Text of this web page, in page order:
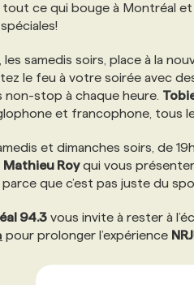
ce qui bouge à Montréal et
les samedis soirs, place à la
le feu à votre soirée avec
non-stop à chaque heure.
et francophone, tous
et dimanches soirs, de
Mathieu Royqui vous
que c’est pas juste du
94.3 vous invite à rester à
pour prolonger l’expérience NRJ!